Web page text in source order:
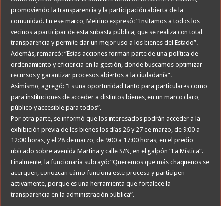
promoviendo la transparencia y la participación abierta de la
comunidad. En ese marco, Meiriño expresó: “Invitamos a todos los
vecinos a participar de esta subasta pública, que se realiza con total
transparencia y permite dar un mejor uso a los bienes del Estado”.
Además, remarcó: “Estas acciones forman parte de una política de
ordenamiento y eficiencia en la gestión, donde buscamos optimizar
recursos y garantizar procesos abiertos a la ciudadanía”.
Asimismo, agregó: “Es una oportunidad tanto para particulares como
para instituciones de acceder a distintos bienes, en un marco claro,
público y accesible para todos”.
Por otra parte, se informó que los interesados podrán acceder a la
exhibición previa de los bienes los días 26 y 27 de marzo, de 9:00 a
12:00 horas, y el 28 de marzo, de 9:00 a 17:00 horas, en el predio
ubicado sobre avenida Martina y calle S/N, en el galpón “La Mística”.
Finalmente, la funcionaria subrayó: “Queremos que más chaqueños se
acerquen, conozcan cómo funciona este proceso y participen
activamente, porque es una herramienta que fortalece la
transparencia en la administración pública”.